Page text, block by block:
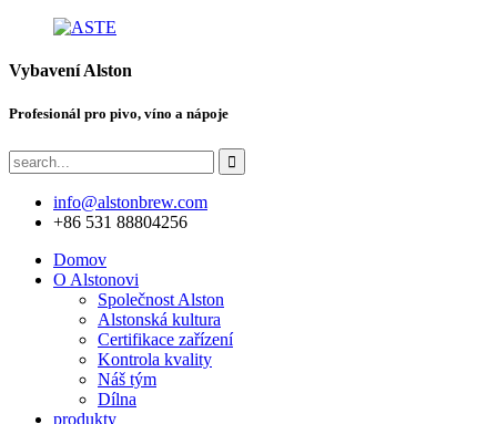
Vybavení Alston
Profesionál pro pivo, víno a nápoje
info@alstonbrew.com
+86 531 88804256
Domov
O Alstonovi
Společnost Alston
Alstonská kultura
Certifikace zařízení
Kontrola kvality
Náš tým
Dílna
produkty